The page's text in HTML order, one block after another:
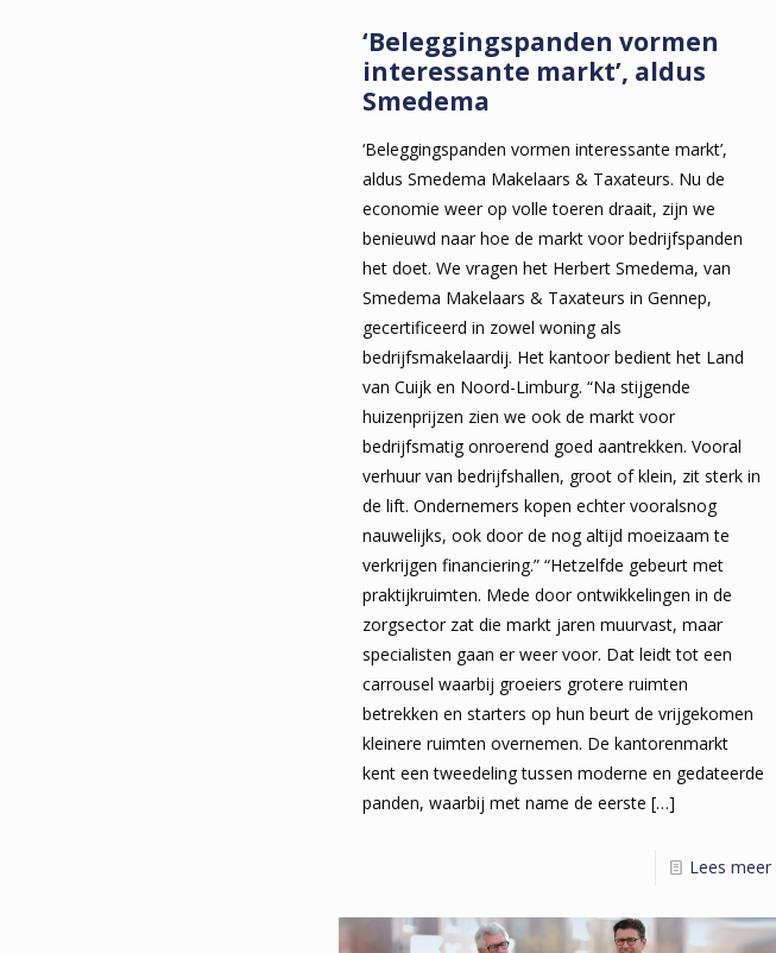
‘Beleggingspanden vormen
interessante markt’, aldus
Smedema
‘Beleggingspanden vormen interessante markt’,
aldus Smedema Makelaars & Taxateurs. Nu de
economie weer op volle toeren draait, zijn we
benieuwd naar hoe de markt voor bedrijfspanden
het doet. We vragen het Herbert Smedema, van
Smedema Makelaars & Taxateurs in Gennep,
gecertificeerd in zowel woning als
bedrijfsmakelaardij. Het kantoor bedient het Land
van Cuijk en Noord-Limburg. “Na stijgende
huizenprijzen zien we ook de markt voor
bedrijfsmatig onroerend goed aantrekken. Vooral
verhuur van bedrijfshallen, groot of klein, zit sterk in
de lift. Ondernemers kopen echter vooralsnog
nauwelijks, ook door de nog altijd moeizaam te
verkrijgen financiering.” “Hetzelfde gebeurt met
praktijkruimten. Mede door ontwikkelingen in de
zorgsector zat die markt jaren muurvast, maar
specialisten gaan er weer voor. Dat leidt tot een
carrousel waarbij groeiers grotere ruimten
betrekken en starters op hun beurt de vrijgekomen
kleinere ruimten overnemen. De kantorenmarkt
kent een tweedeling tussen moderne en gedateerde
panden, waarbij met name de eerste […]
Lees meer